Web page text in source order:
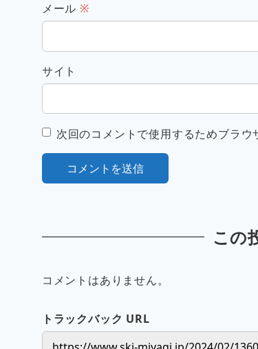
メール ※
サイト
次回のコメントで使用するためブラウ
この
コメントはありません。
トラックバック URL